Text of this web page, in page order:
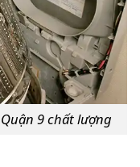
9 chất lượng